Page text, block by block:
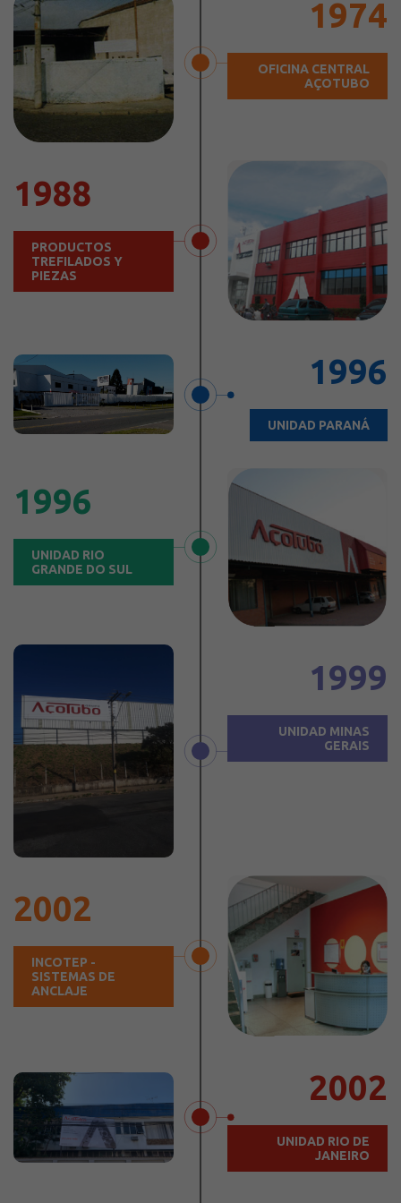
1974
OFICINA CENTRAL
AÇOTUBO
1988
PRODUCTOS
TREFILADOS Y
PIEZAS
1996
UNIDAD PARANÁ
1996
UNIDAD RIO
GRANDE DO SUL
1999
UNIDAD MINAS
GERAIS
2002
INCOTEP -
SISTEMAS DE
ANCLAJE
2002
UNIDAD RIO DE
JANEIRO